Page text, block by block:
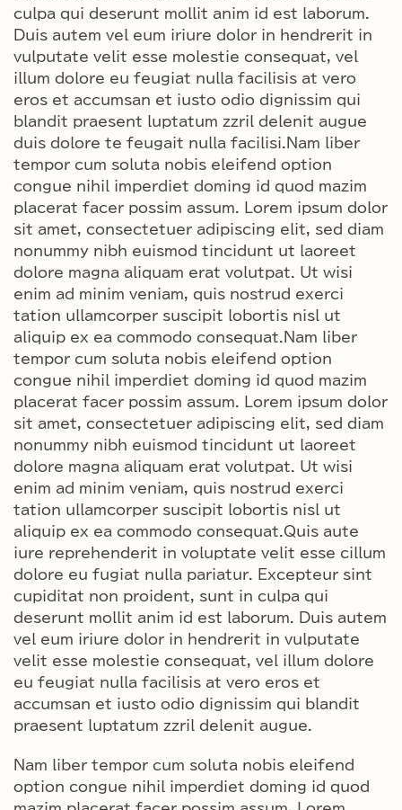
culpa qui deserunt mollit anim id est laborum.
Duis autem vel eum iriure dolor in hendrerit in
vulputate velit esse molestie consequat, vel
illum dolore eu feugiat nulla facilisis at vero
eros et accumsan et iusto odio dignissim qui
blandit praesent luptatum zzril delenit augue
duis dolore te feugait nulla facilisi.Nam liber
tempor cum soluta nobis eleifend option
congue nihil imperdiet doming id quod mazim
placerat facer possim assum. Lorem ipsum dolor
sit amet, consectetuer adipiscing elit, sed diam
nonummy nibh euismod tincidunt ut laoreet
dolore magna aliquam erat volutpat. Ut wisi
enim ad minim veniam, quis nostrud exerci
tation ullamcorper suscipit lobortis nisl ut
aliquip ex ea commodo consequat.Nam liber
tempor cum soluta nobis eleifend option
congue nihil imperdiet doming id quod mazim
placerat facer possim assum. Lorem ipsum dolor
sit amet, consectetuer adipiscing elit, sed diam
nonummy nibh euismod tincidunt ut laoreet
dolore magna aliquam erat volutpat. Ut wisi
enim ad minim veniam, quis nostrud exerci
tation ullamcorper suscipit lobortis nisl ut
aliquip ex ea commodo consequat.Quis aute
iure reprehenderit in voluptate velit esse cillum
dolore eu fugiat nulla pariatur. Excepteur sint
cupiditat non proident, sunt in culpa qui
deserunt mollit anim id est laborum. Duis autem
vel eum iriure dolor in hendrerit in vulputate
velit esse molestie consequat, vel illum dolore
eu feugiat nulla facilisis at vero eros et
accumsan et iusto odio dignissim qui blandit
praesent luptatum zzril delenit augue.
Nam liber tempor cum soluta nobis eleifend
option congue nihil imperdiet doming id quod